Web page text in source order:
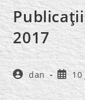
2017
Post
author:
dan
Post10